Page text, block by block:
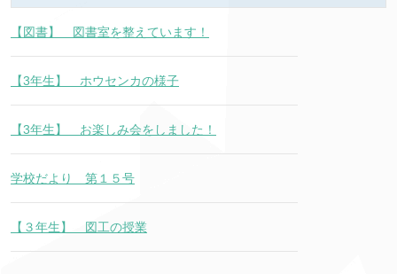
【図書】 図書室を整えています！
【3年生】 ホウセンカの様子
【3年生】 お楽しみ会をしました！
学校だより 第１５号
【３年生】 図工の授業